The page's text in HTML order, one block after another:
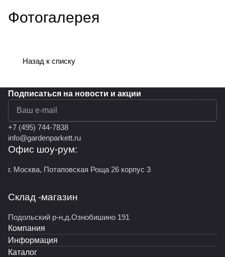
Фотогалерея
Назад к списку
Подписаться на новости и акции
+7 (495) 744-7838
info@gardenparkett.ru
Офис шоу-рум:
г. Москва, Потаповская Роща 26 корпус 3
Склад -магазин
Подольский р-н,д.Ознобишино 191
Компания
Информация
Каталог